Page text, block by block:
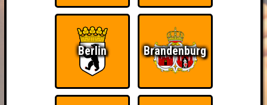
Berlin Brandenburg